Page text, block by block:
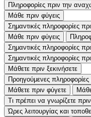
Πληροφορίες πριν την
Μάθε πριν φύγεις
Σημαντικές πληροφορίες
Μάθε πριν φύγεις
Σημαντικές πληροφορίες
Σημαντικές πληροφορίες
Μάθετε πριν ξεκινήσετε
Προηγούμενες
Μάθετε πριν φύγετε
Τι πρέπει να γνωρίζετε
Ώρες λειτουργίας και